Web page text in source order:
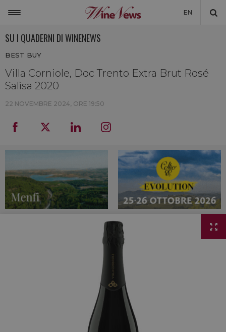
EN
NON SOLO VINO
WINENEWS TV
SU I QUADERNI DI WINENEWS
BEST BUY
Villa Corniole, Doc Trento Extra Brut Rosé
Salìsa 2020
22 NOVEMBRE 2024, ORE 19:50